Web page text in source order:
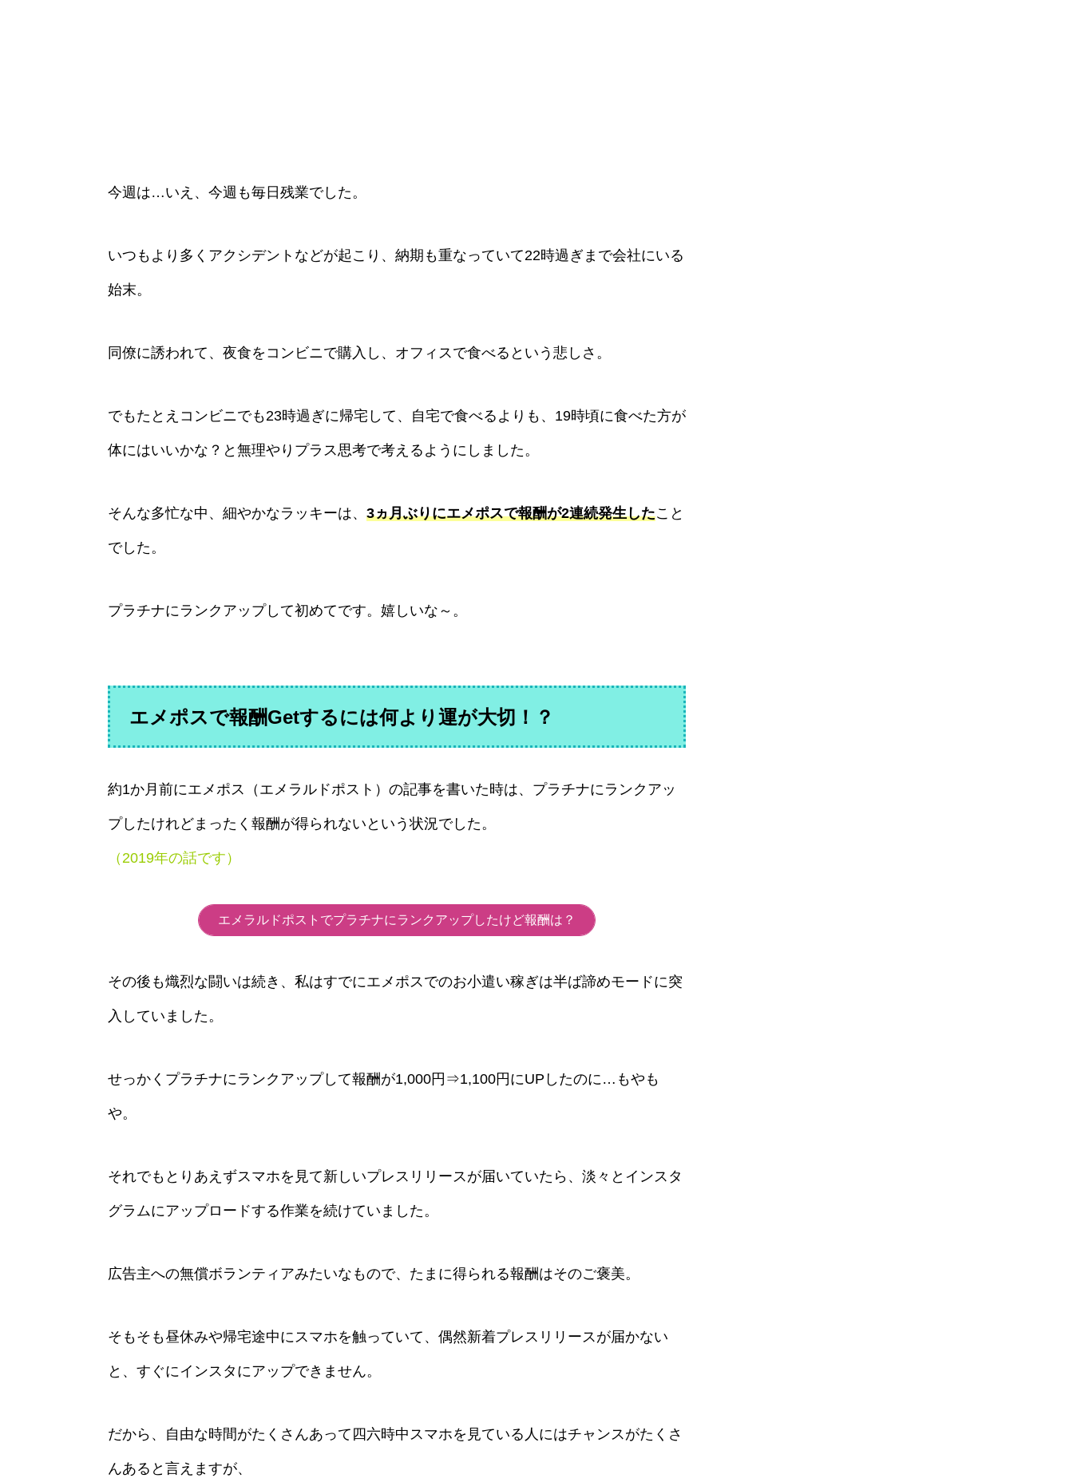
今週は…いえ、今週も毎日残業でした。
いつもより多くアクシデントなどが起こり、納期も重なっていて22時過ぎまで会社にいる
始末。
同僚に誘われて、夜食をコンビニで購入し、オフィスで食べるという悲しさ。
でもたとえコンビニでも23時過ぎに帰宅して、自宅で食べるよりも、19時頃に食べた方が
体にはいいかな？と無理やりプラス思考で考えるようにしました。
そんな多忙な中、細やかなラッキーは、 3ヵ月ぶりにエメポスで報酬が2連続発生したこと
でした。
プラチナにランクアップして初めてです。嬉しいな～。
エメポスで報酬Getするには何より運が大切！？
約1か月前にエメポス（エメラルドポスト）の記事を書いた時は、プラチナにランクアッ
プしたけれどまったく報酬が得られないという状況でした。
（2019年の話です）
エメラルドポストでプラチナにランクアップしたけど報酬は？
その後も熾烈な闘いは続き、私はすでにエメポスでのお小遣い稼ぎは半ば諦めモードに突
入していました。
せっかくプラチナにランクアップして報酬が1,000円⇒1,100円にUPしたのに…もやも
や。
それでもとりあえずスマホを見て新しいプレスリリースが届いていたら、淡々とインスタ
グラムにアップロードする作業を続けていました。
広告主への無償ボランティアみたいなもので、たまに得られる報酬はそのご褒美。
そもそも昼休みや帰宅途中にスマホを触っていて、偶然新着プレスリリースが届かない
と、すぐにインスタにアップできません。
だから、自由な時間がたくさんあって四六時中スマホを見ている人にはチャンスがたくさ
んあると言えますが、